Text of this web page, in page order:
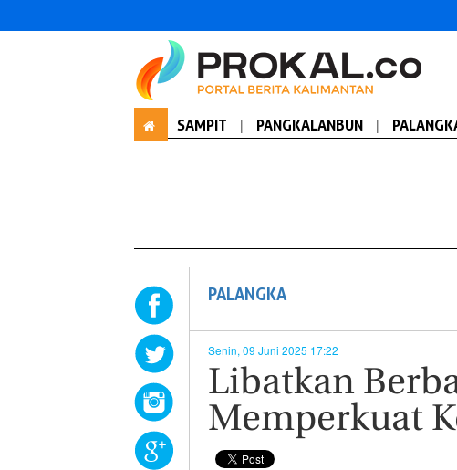
SAMPIT | PANGKALANBUN |
PALANGKA
Senin, 09 Juni 2025 17:22
Libatkan
Memperkuat